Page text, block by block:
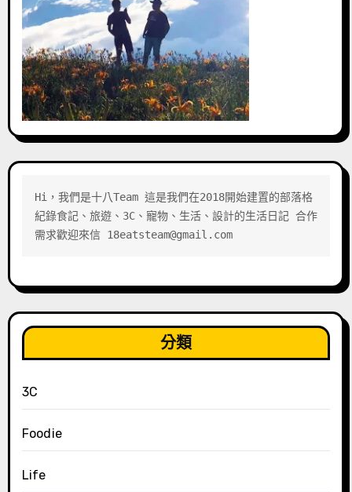
Hi，我們是十八Team 這是我們在2018開始建置的部落格
紀錄食記、旅遊、3C、寵物、生活、設計的生活日記 合作
需求歡迎來信 18eatsteam@gmail.com
分類
3C
Foodie
Life